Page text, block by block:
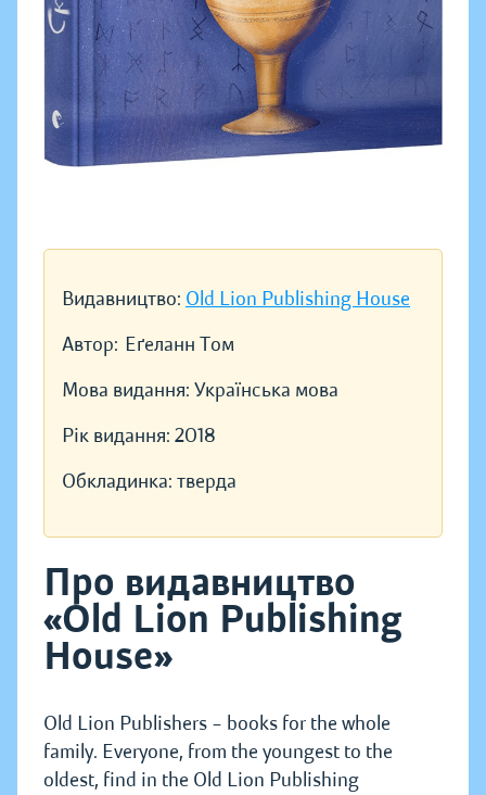
Видавництво: Old Lion Publishing House
Автор: Еґеланн Том
Мова видання: Українська мова
Рік видання: 2018
Обкладинка: тверда
Про видавництво
«Old Lion Publishing
House»
Old Lion Publishers – books for the whole
family. Everyone, from the youngest to the
oldest, find in the Old Lion Publishing